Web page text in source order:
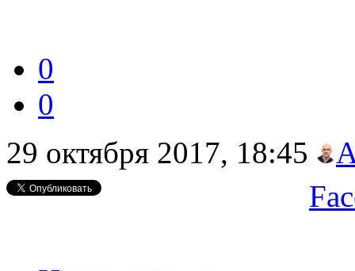
0
0
29 октября 2017, 18:45